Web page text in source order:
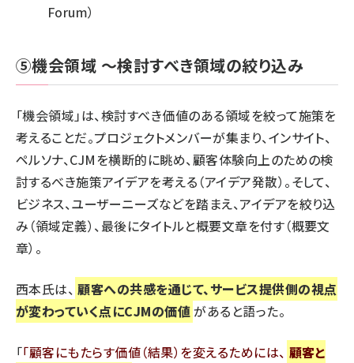
Forum）
⑤機会領域 ～検討すべき領域の絞り込み
「機会領域」は、検討すべき価値のある領域を絞って施策を
考えることだ。プロジェクトメンバーが集まり、インサイト、
ペルソナ、CJMを横断的に眺め、顧客体験向上のための検
討するべき施策アイデアを考える（アイデア発散）。そして、
ビジネス、ユーザーニーズなどを踏まえ、アイデアを絞り込
み（領域定義）、最後にタイトルと概要文章を付す（概要文
章）。
西本氏は、 顧客への共感を通じて、サービス提供側の視点
が変わっていく点にCJMの価値があると語った。
「 顧客にもたらす価値（結果）を変えるためには、 顧客と